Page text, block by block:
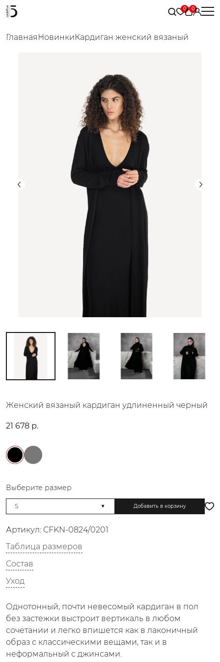
Главная НовинкиКардиган женский вязаный
Женский вязаный кардиган удлиненный черный
21 678 р.
Выберите размер
Добавить в корзину
Артикул: CFKN-0824/0201
Таблица размеров
Состав
Уход
Однотонный, почти невесомый кардиган в пол
без застежки выстроит вертикаль в любом
сочетании и легко впишется как в лаконичный
образ с классическими вещами, так и в
неформальный с джинсами.